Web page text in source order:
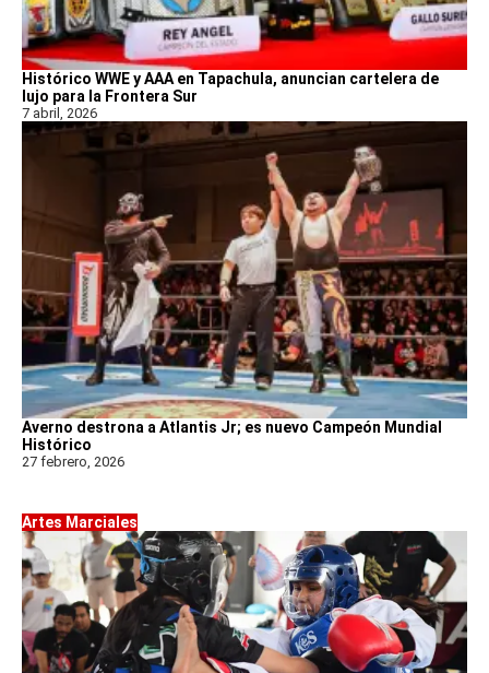
Histórico WWE y AAA en Tapachula, anuncian cartelera de
lujo para la Frontera Sur
7 abril, 2026
Averno destrona a Atlantis Jr; es nuevo Campeón Mundial
Histórico
27 febrero, 2026
Artes Marciales